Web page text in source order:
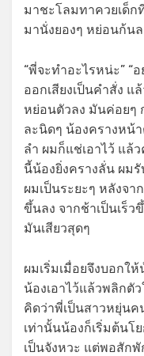
มาชะโลมทาควยเด็
มานั่งยองๆ หย่อนก้น
“พี่จะทำอะไรหน่ะ” “
ออกเสียงเป็นคำสั่ง แ
หย่อนตัวลง มันค่อยๆ
ละนิดๆ น้องครางหน้
ลำ ผมก็แช่เอาไว้ แล้
นี้น้องยิ่งครางลั่น ผม
ผมเป็นระยะๆ หลังจ
ขึ้นลง จากช้าเป็นเร็
มันเสียวสุดๆ
ผมเริ่มเมื่อยจึงบอกใ
น้องเอาไว้แล้วพลิกตั
คิดว่าพี่เป็นสาวหยุ่นค
เท่านั้นน้องก็เริ่มต้นโ
เป็นจังหวะ แต่พอสัก